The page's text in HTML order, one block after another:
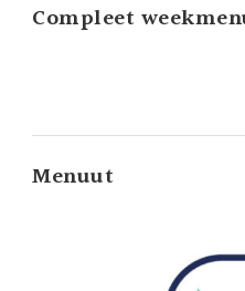
Compleet
Menuut